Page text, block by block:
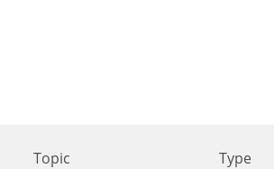
de ayuda a la
Topic
Type